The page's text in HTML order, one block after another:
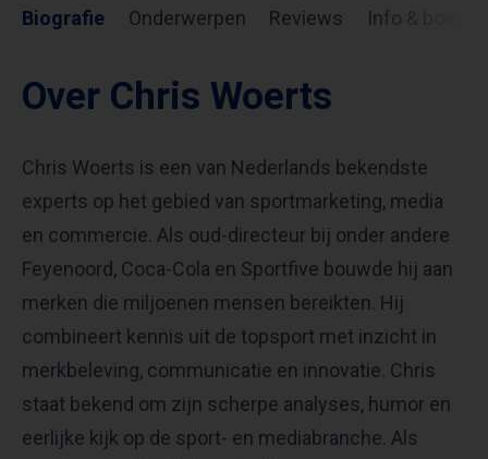
Biografie Onderwerpen Reviews Info &
Over Chris Woerts
Chris Woerts is een van Nederlands bekendste
experts op het gebied van sportmarketing, media
en commercie. Als oud-directeur bij onder andere
Feyenoord, Coca-Cola en Sportfive bouwde hij aan
merken die miljoenen mensen bereikten. Hij
combineert kennis uit de topsport met inzicht in
merkbeleving, communicatie en innovatie. Chris
staat bekend om zijn scherpe analyses, humor en
eerlijke kijk op de sport- en mediabranche. Als